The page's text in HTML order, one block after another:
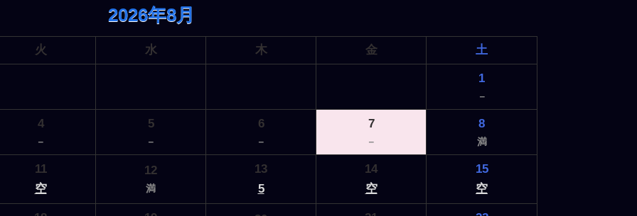
2026年8月
火 水 木 金 土
1
－
4
－
5
－
6
－
7
－
8
満
11
空
12
満
13
5
14
空
15
空